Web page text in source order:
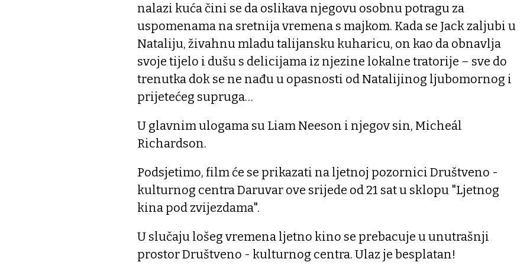
nalazi kuća čini se da oslikava njegovu osobnu potragu za
uspomenama na sretnija vremena s majkom. Kada se Jack zaljubi u
Nataliju, živahnu mladu talijansku kuharicu, on kao da obnavlja
svoje tijelo i dušu s delicijama iz njezine lokalne tratorije – sve do
trenutka dok se ne nađu u opasnosti od Natalijinog ljubomornog i
prijetećeg supruga…
U glavnim ulogama su Liam Neeson i njegov sin, Micheál
Richardson.
Podsjetimo, film će se prikazati na ljetnoj pozornici Društveno -
kulturnog centra Daruvar ove srijede od 21 sat u sklopu "Ljetnog
kina pod zvijezdama".
U slučaju lošeg vremena ljetno kino se prebacuje u unutrašnji
prostor Društveno - kulturnog centra. Ulaz je besplatan!